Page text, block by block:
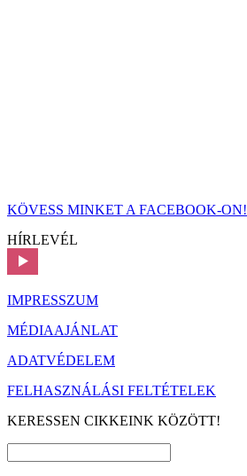
KÖVESS MINKET A FACEBOOK-ON!
HÍRLEVÉL
IMPRESSZUM
MÉDIAAJÁNLAT
ADATVÉDELEM
FELHASZNÁLÁSI FELTÉTELEK
KERESSEN CIKKEINK KÖZÖTT!